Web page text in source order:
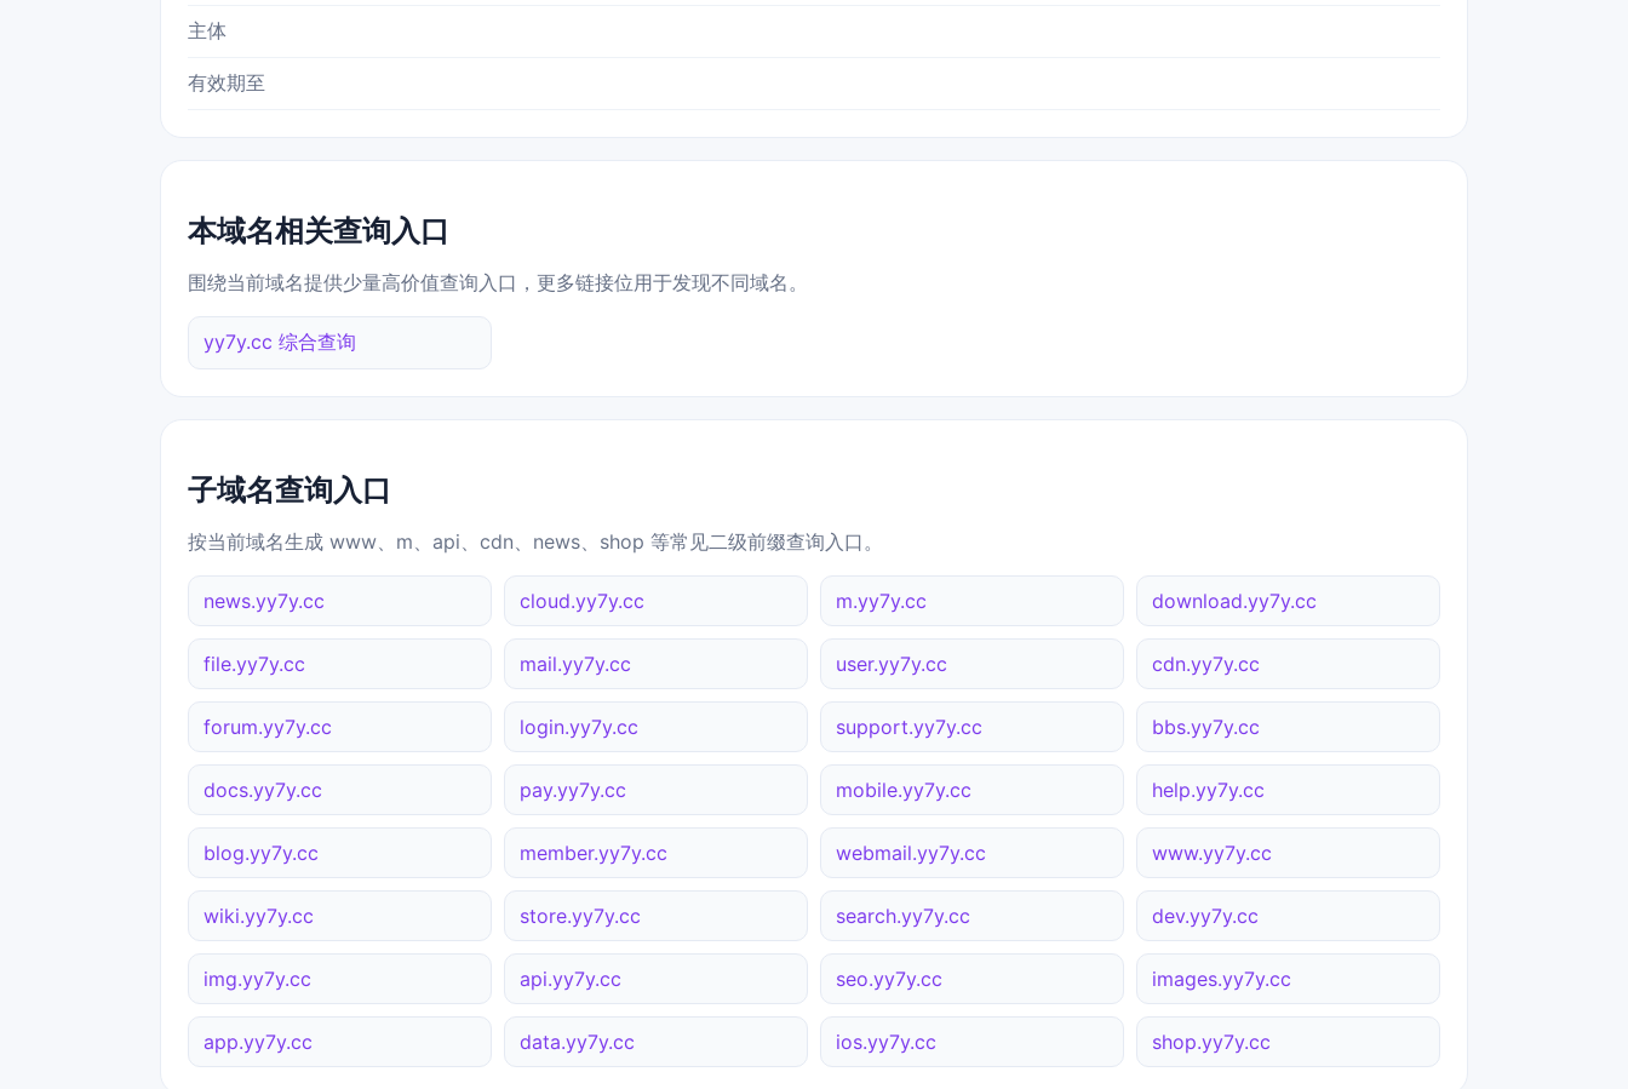
主体
有效期至
本域名相关查询入口
围绕当前域名提供少量高价值查询入口，更多链接位用于发现不同域名。
yy7y.cc 综合查询
子域名查询入口
按当前域名生成 www、m、api、cdn、news、shop 等常见二级前缀查询入口。
news.yy7y.cc cloud.yy7y.cc m.yy7y.cc download.yy7y.cc
file.yy7y.cc mail.yy7y.cc user.yy7y.cc cdn.yy7y.cc
forum.yy7y.cc login.yy7y.cc support.yy7y.cc bbs.yy7y.cc
docs.yy7y.cc pay.yy7y.cc mobile.yy7y.cc help.yy7y.cc
blog.yy7y.cc member.yy7y.cc webmail.yy7y.cc www.yy7y.cc
wiki.yy7y.cc store.yy7y.cc search.yy7y.cc dev.yy7y.cc
img.yy7y.cc api.yy7y.cc seo.yy7y.cc images.yy7y.cc
app.yy7y.cc data.yy7y.cc ios.yy7y.cc shop.yy7y.cc